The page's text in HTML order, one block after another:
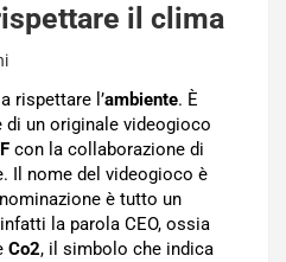
il clima
rispettare l’ambiente. È
un originale videogioco
con la collaborazione di
Il nome del videogioco è
è tutto un
la parola CEO, ossia
Co2, il simbolo che indica